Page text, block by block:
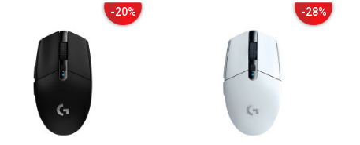
-20% -28%